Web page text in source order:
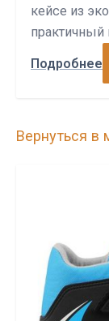
кейсе из
Подробнее
Вернуться в